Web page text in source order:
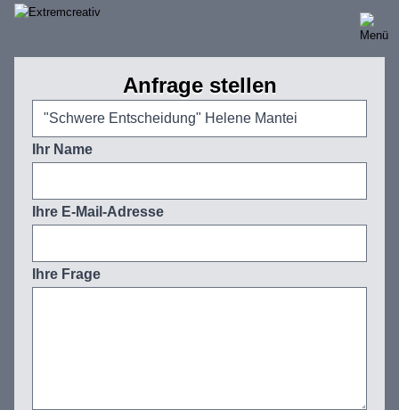
Direkt
Anfrage stellen
Ihr Name
Ihre E-Mail-Adresse
Ihre Frage